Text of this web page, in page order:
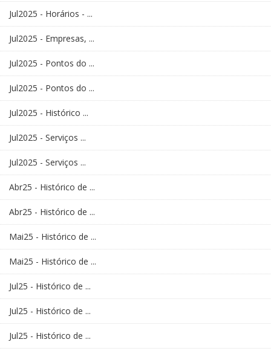
Jul2025 - Horários - ...
Jul2025 - Empresas, ...
Jul2025 - Pontos do ...
Jul2025 - Pontos do ...
Jul2025 - Histórico ...
Jul2025 - Serviços ...
Jul2025 - Serviços ...
Abr25 - Histórico de ...
Abr25 - Histórico de ...
Mai25 - Histórico de ...
Mai25 - Histórico de ...
Jul25 - Histórico de ...
Jul25 - Histórico de ...
Jul25 - Histórico de ...